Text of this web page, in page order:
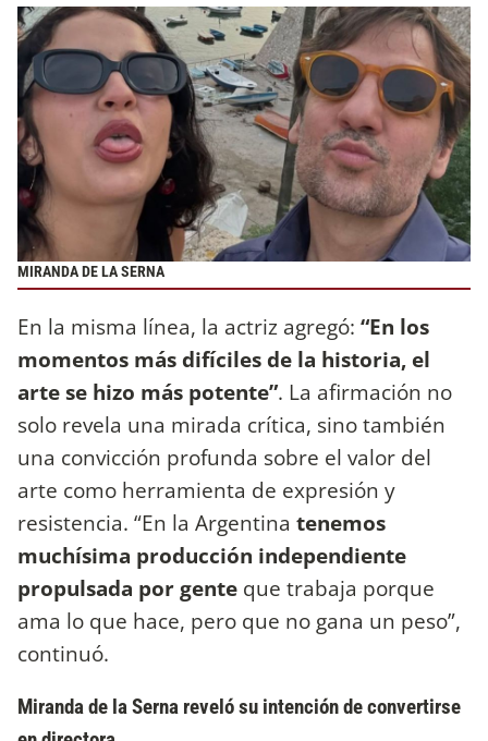
MIRANDA DE LA SERNA
En la misma línea, la actriz agregó: “En los
momentos más difíciles de la historia, el
arte se hizo más potente”. La afirmación no
solo revela una mirada crítica, sino también
una convicción profunda sobre el valor del
arte como herramienta de expresión y
resistencia. “En la Argentina tenemos
muchísima producción independiente
propulsada por gente que trabaja porque
ama lo que hace, pero que no gana un peso”,
continuó.
Miranda de la Serna reveló su intención de convertirse